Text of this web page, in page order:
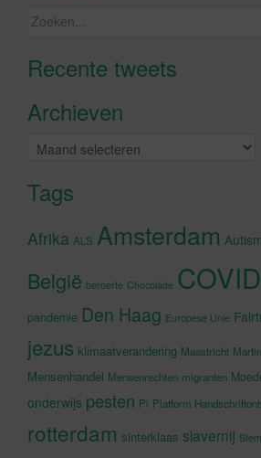
Zoeken
Recente tweets
Klik om marketing
Archieven
Archieven
Tags
Afrika ALS Amsterdam
België beroerte Chocolade
pandemie Den Haag Europese Unie
jezus klimaatverandering Maastricht
Mensenhandel Mensenrechten migranten
onderwijs pesten Pi Platform
rotterdam sinterklaas slavernij Stem